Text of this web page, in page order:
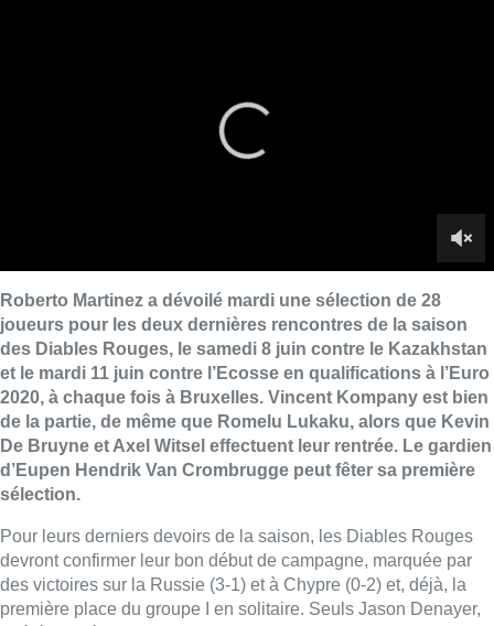
2020, à chaque fois à Bruxelles. Vincent Kompany est bien
de la partie, de même que Romelu Lukaku, alors que Kevin
De Bruyne et Axel Witsel effectuent leur rentrée. Le gardien
Pour leurs derniers devoirs de la saison, les Diables Rouges
devront confirmer leur bon début de campagne, marquée par
des victoires sur la Russie (3-1) et à Chypre (0-2) et, déjà, la
première place du groupe I en solitaire. Seuls Jason Denayer,
opéré au ménisque, Koen Casteels (cuisse) et Dedryck Boyata
(genou) sont indisponibles. Jan Vertonghen soigne sa cheville.
Le défenseur de Tottenham s’était blessé lors de la demi-finale
retour de la Ligue des Champions contre l’Ajax Amsterdam.
Le recordman de présences en équipe nationale espère être
prêt pour la finale de la C1 programmée le samedi 1er juin. Il le
serait alors aussi pour l’équipe nationale. Romelu Lukaku
(ischios), qui avait mis un terme à sa saison prématurément à
Manchester United, est en principe rétabli aussi. Il figure parmi
les 28 du sélectionneur national.
Axel Witsel et Thomas Menunier sont bien là aussi, de même